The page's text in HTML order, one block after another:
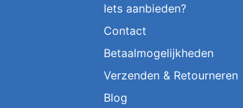
Iets aanbieden?
Contact
Betaalmogelijkheden
Verzenden & Retourneren
Blog